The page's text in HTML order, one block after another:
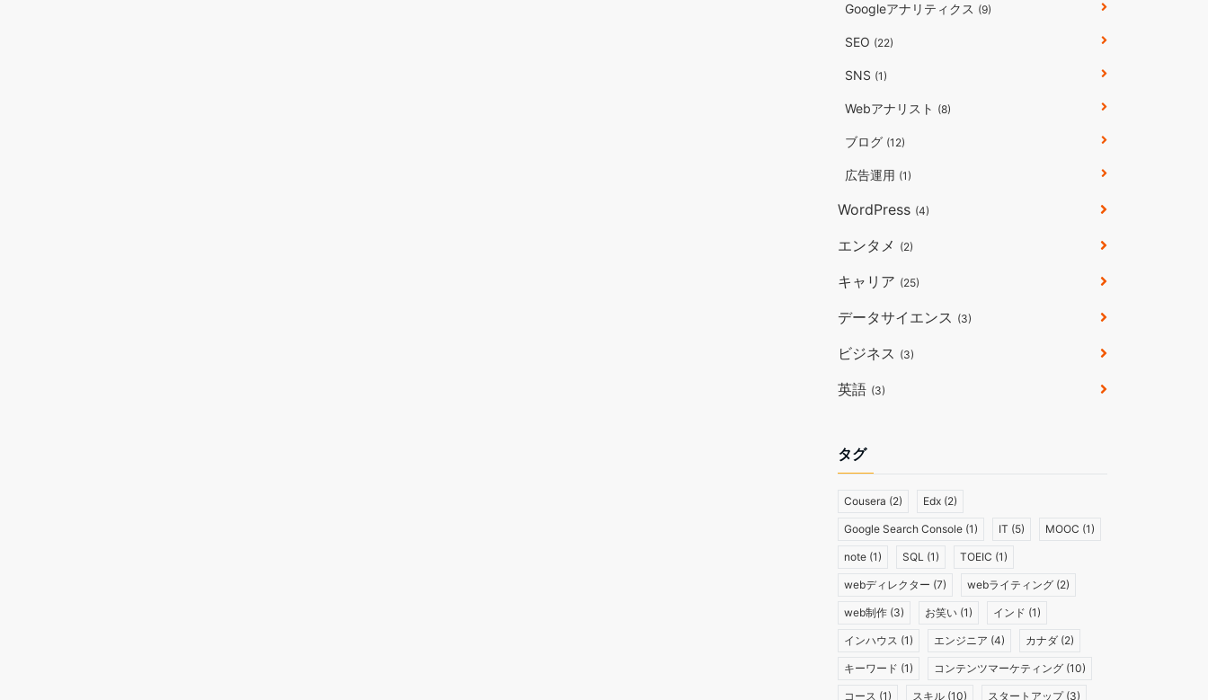
Googleアナリティクス (9)
SEO (22)
SNS (1)
Webアナリスト (8)
ブログ (12)
広告運用 (1)
WordPress (4)
エンタメ (2)
キャリア (25)
データサイエンス (3)
ビジネス (3)
英語 (3)
タグ
Cousera (2) Edx (2)
Google Search Console (1) IT (5) MOOC (1)
note (1) SQL (1) TOEIC (1)
webディレクター (7) webライティング (2)
web制作 (3) お笑い (1) インド (1)
インハウス (1) エンジニア (4) カナダ (2)
キーワード (1) コンテンツマーケティング (10)
コース (1) スキル (10) スタートアップ(3)